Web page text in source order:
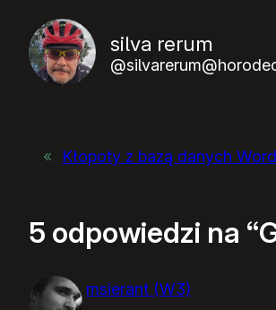
silva rerum
« Kłopoty z bazą danych
5 odpowiedzi na
msierant (W3)